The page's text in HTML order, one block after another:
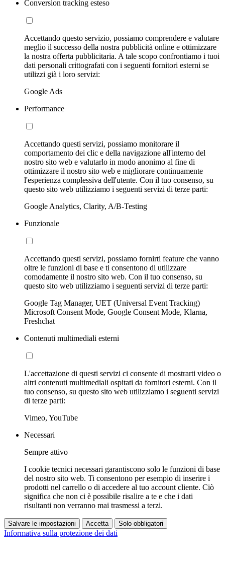
Conversion tracking esteso
Accettando questo servizio, possiamo comprendere e valutare
meglio il successo della nostra pubblicità online e ottimizzare
la nostra offerta pubblicitaria. A tale scopo confrontiamo i tuoi
dati personali crittografati con i seguenti fornitori esterni se
utilizzi già i loro servizi:
Google Ads
Performance
Accettando questi servizi, possiamo monitorare il
comportamento dei clic e della navigazione all'interno del
nostro sito web e valutarlo in modo anonimo al fine di
ottimizzare il nostro sito web e migliorare continuamente
l'esperienza complessiva dell'utente. Con il tuo consenso, su
questo sito web utilizziamo i seguenti servizi di terze parti:
Google Analytics, Clarity, A/B-Testing
Funzionale
Accettando questi servizi, possiamo fornirti feature che vanno
oltre le funzioni di base e ti consentono di utilizzare
comodamente il nostro sito web. Con il tuo consenso, su
questo sito web utilizziamo i seguenti servizi di terze parti:
Google Tag Manager, UET (Universal Event Tracking)
Microsoft Consent Mode, Google Consent Mode, Klarna,
Freshchat
Contenuti multimediali esterni
L'accettazione di questi servizi ci consente di mostrarti video o
altri contenuti multimediali ospitati da fornitori esterni. Con il
tuo consenso, su questo sito web utilizziamo i seguenti servizi
di terze parti:
Vimeo, YouTube
Necessari
Sempre attivo
I cookie tecnici necessari garantiscono solo le funzioni di base
del nostro sito web. Ti consentono per esempio di inserire i
prodotti nel carrello o di accedere al tuo account cliente. Ciò
significa che non ci è possibile risalire a te e che i dati
risultanti non verranno mai trasmessi a terzi.
Salvare le impostazioni Accetta Solo obbligatori
Informativa sulla protezione dei dati